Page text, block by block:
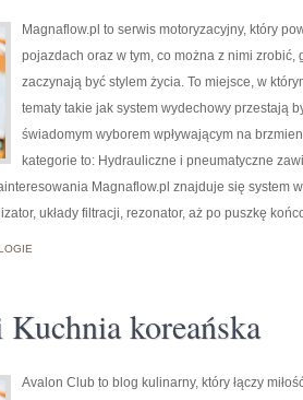
Magnaflow.pl to serwis motoryzacyjny, który
pojazdach oraz w tym, co można z nimi
zaczynają być stylem życia. To miejsce, w
tematy takie jak system wydechowy przestają
świadomym wyborem wpływającym na
kategorie to: Hydrauliczne i pneumatyczne
Magnaflow.pl znajduje się system
układy filtracji, rezonator, aż po puszkę
Kuchnia koreańska
Avalon Club to blog kulinarny, który łączy